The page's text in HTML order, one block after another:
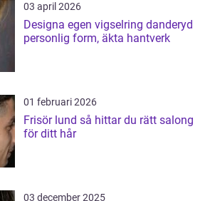
03 april 2026
Designa egen vigselring danderyd
personlig form, äkta hantverk
01 februari 2026
Frisör lund så hittar du rätt salong
för ditt hår
03 december 2025